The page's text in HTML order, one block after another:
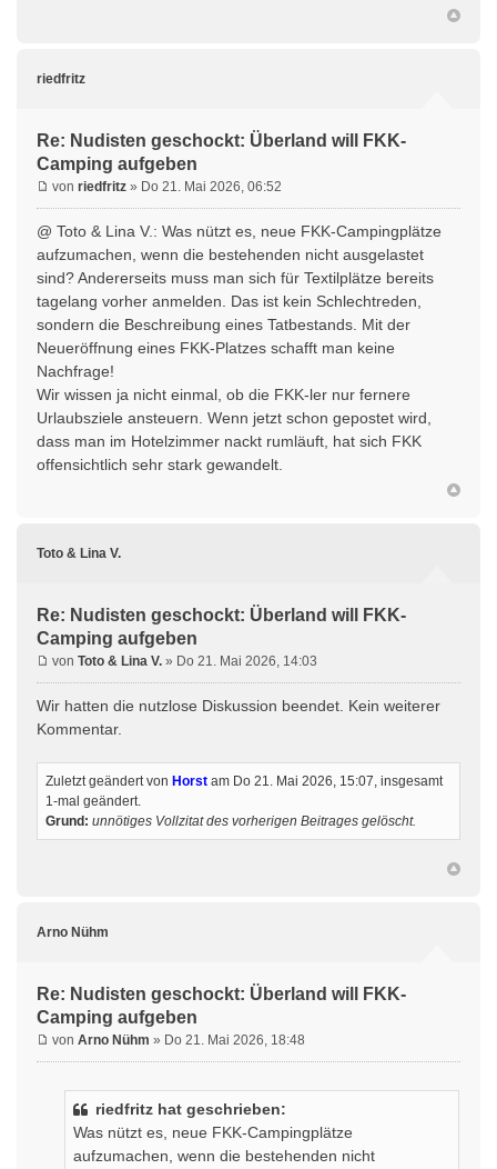
riedfritz
Re: Nudisten geschockt: Überland will FKK-
Camping aufgeben
von riedfritz » Do 21. Mai 2026, 06:52
@ Toto & Lina V.: Was nützt es, neue FKK-Campingplätze
aufzumachen, wenn die bestehenden nicht ausgelastet
sind? Andererseits muss man sich für Textilplätze bereits
tagelang vorher anmelden. Das ist kein Schlechtreden,
sondern die Beschreibung eines Tatbestands. Mit der
Neueröffnung eines FKK-Platzes schafft man keine
Nachfrage!
Wir wissen ja nicht einmal, ob die FKK-ler nur fernere
Urlaubsziele ansteuern. Wenn jetzt schon gepostet wird,
dass man im Hotelzimmer nackt rumläuft, hat sich FKK
offensichtlich sehr stark gewandelt.
Toto & Lina V.
Re: Nudisten geschockt: Überland will FKK-
Camping aufgeben
von Toto & Lina V. » Do 21. Mai 2026, 14:03
Wir hatten die nutzlose Diskussion beendet. Kein weiterer
Kommentar.
Zuletzt geändert von Horst am Do 21. Mai 2026, 15:07, insgesamt
1-mal geändert.
Grund: unnötiges Vollzitat des vorherigen Beitrages gelöscht.
Arno Nühm
Re: Nudisten geschockt: Überland will FKK-
Camping aufgeben
von Arno Nühm » Do 21. Mai 2026, 18:48
riedfritz hat geschrieben:
Was nützt es, neue FKK-Campingplätze
aufzumachen, wenn die bestehenden nicht